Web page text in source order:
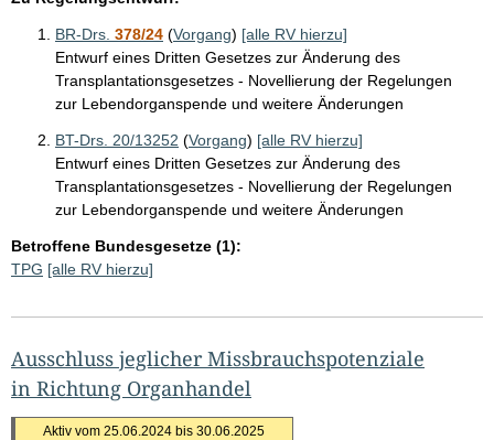
BR-Drs. 378/24 (Vorgang) [alle RV hierzu]
Entwurf eines Dritten Gesetzes zur Änderung des
Transplantationsgesetzes - Novellierung der Regelungen
zur Lebendorganspende und weitere Änderungen
BT-Drs. 20/13252 (Vorgang) [alle RV hierzu]
Entwurf eines Dritten Gesetzes zur Änderung des
Transplantationsgesetzes - Novellierung der Regelungen
zur Lebendorganspende und weitere Änderungen
Betroffene Bundesgesetze (1):
TPG [alle RV hierzu]
Ausschluss jeglicher Missbrauchspotenziale
in Richtung Organhandel
Aktiv vom 25.06.2024 bis 30.06.2025